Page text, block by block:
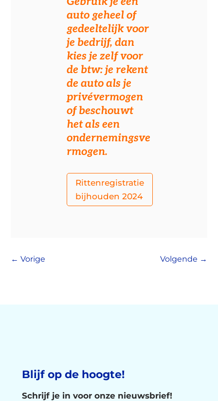
auto geheel of
gedeeltelijk voor
je bedrijf, dan
kies je zelf voor
de btw: je rekent
de auto als je
privévermogen
of beschouwt
het als een
ondernemingsve
rmogen.
Rittenregistratie
bijhouden 2024
←Vorige Volgende →
Blijf op de hoogte!
Schrijf je in voor onze nieuwsbrief!